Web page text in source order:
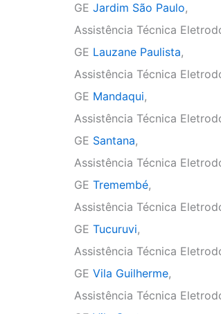
GE Jardim São Paulo,
Assistência Técnica
GE Lauzane Paulista,
Assistência Técnica
GE Mandaqui,
Assistência Técnica
GE Santana,
Assistência Técnica
GE Tremembé,
Assistência Técnica
GE Tucuruvi,
Assistência Técnica
GE Vila Guilherme,
Assistência Técnica